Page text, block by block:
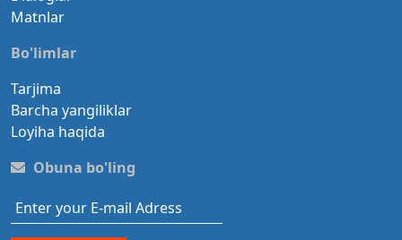
Matnlar
Bo'limlar
Tarjima
Barcha yangiliklar
Loyiha haqida
Obuna bo'ling